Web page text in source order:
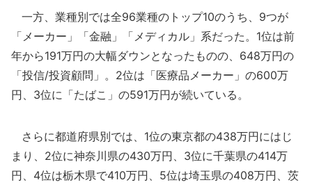
一方、業種別では全96業種のトップ10のうち、9つが
「メーカー」「金融」「メディカル」系だった。1位は前
年から191万円の大幅ダウンとなったものの、648万円の
「投信/投資顧問」。2位は「医療品メーカー」の600万
円、3位に「たばこ」の591万円が続いている。
さらに都道府県別では、1位の東京都の438万円にはじ
まり、2位に神奈川県の430万円、3位に千葉県の414万
円、4位は栃木県で410万円、5位は埼玉県の408万円、茨